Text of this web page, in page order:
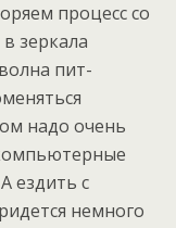
процесс со
зеркала
пит-
надо очень
ездить с
немного